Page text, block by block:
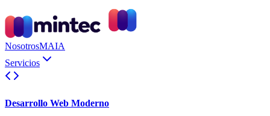
NosotrosMAIA
Servicios
Desarrollo Web Moderno